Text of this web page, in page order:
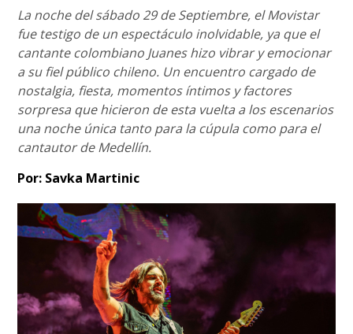
La noche del sábado 29 de Septiembre, el Movistar
fue testigo de un espectáculo inolvidable, ya que el
cantante colombiano Juanes hizo vibrar y emocionar
a su fiel público chileno. Un encuentro cargado de
nostalgia, fiesta, momentos íntimos y factores
sorpresa que hicieron de esta vuelta a los escenarios
una noche única tanto para la cúpula como para el
cantautor de Medellín.
Por: Savka Martinic